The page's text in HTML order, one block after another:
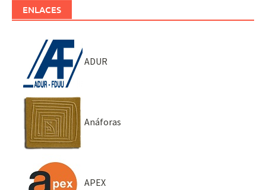
ENLACES
ADUR
Anáforas
APEX